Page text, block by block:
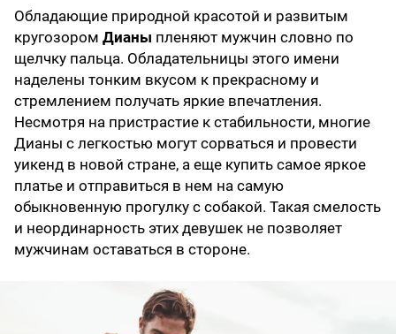
Обладающие природной красотой и развитым
кругозором Дианы пленяют мужчин словно по
щелчку пальца. Обладательницы этого имени
наделены тонким вкусом к прекрасному и
стремлением получать яркие впечатления.
Несмотря на пристрастие к стабильности, многие
Дианы с легкостью могут сорваться и провести
уикенд в новой стране, а еще купить самое яркое
платье и отправиться в нем на самую
обыкновенную прогулку с собакой. Такая смелость
и неординарность этих девушек не позволяет
мужчинам оставаться в стороне.